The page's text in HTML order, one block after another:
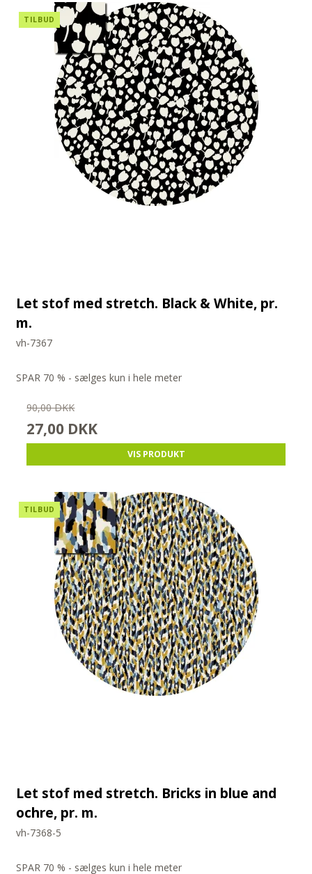
TILBUD
Let stof med stretch. Black & White, pr.
m.
vh-7367
SPAR 70 % - sælges kun i hele meter
90,00 DKK
27,00 DKK
VIS PRODUKT
TILBUD
Let stof med stretch. Bricks in blue and
ochre, pr. m.
vh-7368-5
SPAR 70 % - sælges kun i hele meter